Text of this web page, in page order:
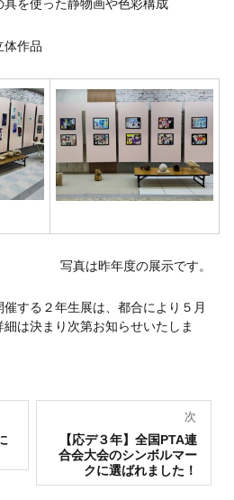
具を使った静物画や色彩構成
体作品
写真は昨年度の展示です。
する２年生展は、都合により５月
は決まり次第お知らせいたしま
次
の
投
【応デ３年】全国PTA連
合会大会のシンボルマー
クに選ばれました！